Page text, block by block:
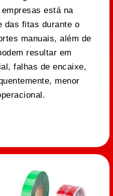
está na
das fitas durante o
manuais, além de
resultar em
falhas de encaixe,
menor